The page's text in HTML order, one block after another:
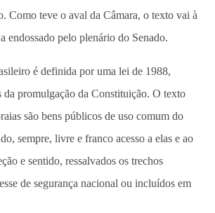
Como teve o aval da Câmara, o texto vai à
endossado pelo plenário do Senado.
é definida por uma lei de 1988,
da promulgação da Constituição. O texto
são bens públicos de uso comum do
sempre, livre e franco acesso a elas e ao
e sentido, ressalvados os trechos
de segurança nacional ou incluídos em